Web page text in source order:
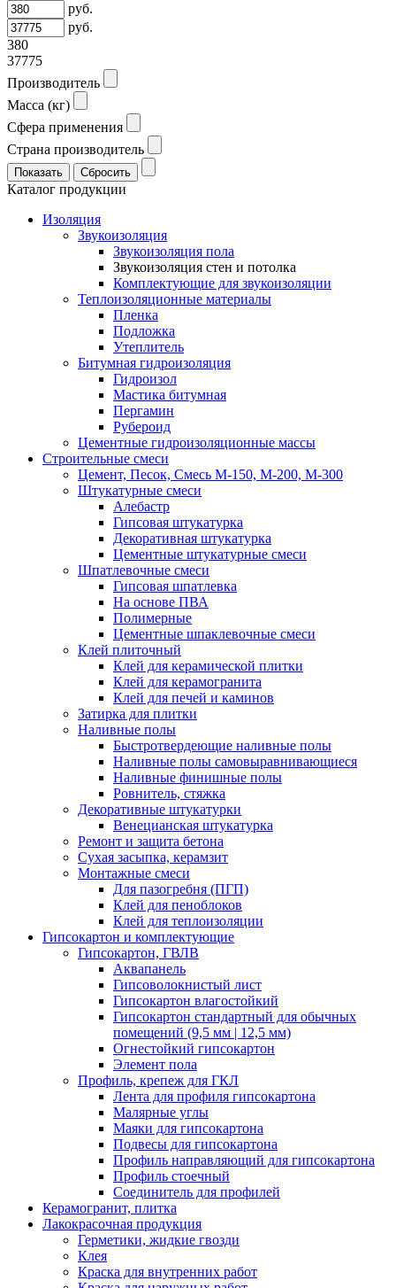
руб.
руб.
380
37775
Производитель
Масса (кг)
Сфера применения
Страна производитель
Каталог продукции
Изоляция
Звукоизоляция
Звукоизоляция пола
Звукоизоляция стен и потолка
Комплектующие для звукоизоляции
Теплоизоляционные материалы
Пленка
Подложка
Утеплитель
Битумная гидроизоляция
Гидроизол
Мастика битумная
Пергамин
Рубероид
Цементные гидроизоляционные массы
Строительные смеси
Цемент, Песок, Смесь М-150, М-200, М-300
Штукатурные смеси
Алебастр
Гипсовая штукатурка
Декоративная штукатурка
Цементные штукатурные смеси
Шпатлевочные смеси
Гипсовая шпатлевка
На основе ПВА
Полимерные
Цементные шпаклевочные смеси
Клей плиточный
Клей для керамической плитки
Клей для керамогранита
Клей для печей и каминов
Затирка для плитки
Наливные полы
Быстротвердеющие наливные полы
Наливные полы самовыравнивающиеся
Наливные финишные полы
Ровнитель, стяжка
Декоративные штукатурки
Венецианская штукатурка
Ремонт и защита бетона
Сухая засыпка, керамзит
Монтажные смеси
Для пазогребня (ПГП)
Клей для пеноблоков
Клей для теплоизоляции
Гипсокартон и комплектующие
Гипсокартон, ГВЛВ
Аквапанель
Гипсоволокнистый лист
Гипсокартон влагостойкий
Гипсокартон стандартный для обычных
помещений (9,5 мм | 12,5 мм)
Огнестойкий гипсокартон
Элемент пола
Профиль, крепеж для ГКЛ
Лента для профиля гипсокартона
Малярные углы
Маяки для гипсокартона
Подвесы для гипсокартона
Профиль направляющий для гипсокартона
Профиль стоечный
Соединитель для профилей
Керамогранит, плитка
Лакокрасочная продукция
Герметики, жидкие гвозди
Клея
Краска для внутренних работ